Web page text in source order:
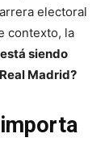
electoral
contexto, la
siendo
Madrid?